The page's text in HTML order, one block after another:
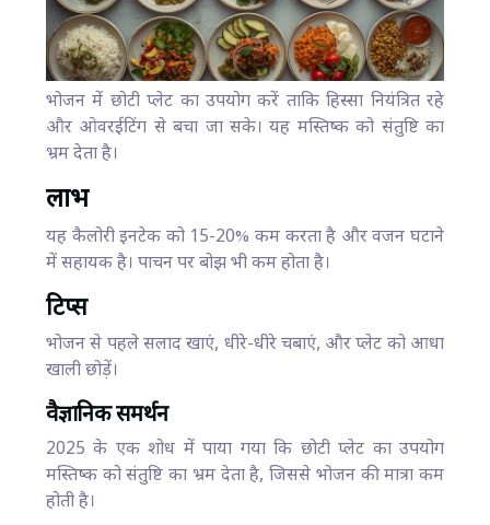
भोजन में छोटी प्लेट का उपयोग करें ताकि हिस्सा नियंत्रित रहे
और ओवरईटिंग से बचा जा सके। यह मस्तिष्क को संतुष्टि का
भ्रम देता है।
लाभ
यह कैलोरी इनटेक को 15-20% कम करता है और वजन घटाने
में सहायक है। पाचन पर बोझ भी कम होता है।
टिप्स
भोजन से पहले सलाद खाएं, धीरे-धीरे चबाएं, और प्लेट को आधा
खाली छोड़ें।
वैज्ञानिक समर्थन
2025 के एक शोध में पाया गया कि छोटी प्लेट का उपयोग
मस्तिष्क को संतुष्टि का भ्रम देता है, जिससे भोजन की मात्रा कम
होती है।